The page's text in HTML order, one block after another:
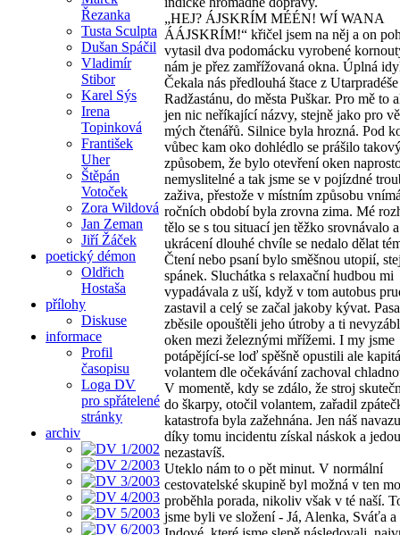
Řezanka
Tusta Sculpta
Dušan Spáčil
Vladimír
Stibor
Karel Sýs
Irena
Topinková
František
Uher
Štěpán
Votoček
Zora Wildová
Jan Zeman
Jiří Žáček
poetický démon
Oldřich
Hostaša
přílohy
Diskuse
informace
Profil
časopisu
Loga DV
pro spřátelené
stránky
archiv
„HEJ? ÁJSKRÍM MÉÉN! WÍ WANA
ÁÁJSKRÍM!“ křičel jsem na něj a on
vytasil dva podomácku vyrobené
nám je přez zamřížovaná okna. Úplná
Čekala nás předlouhá štace z
Radžastánu, do města Puškar. Pro mě to
jen nic neříkající názvy, stejně jako pro
mých čtenářů. Silnice byla hrozná. Pod
vůbec kam oko dohlédlo se prášilo
způsobem, že bylo otevření oken
nemyslitelné a tak jsme se v pojízdné
zaživa, přestože v místním způsobu
ročních období byla zrovna zima. Mé
tělo se s tou situací jen těžko srovnávalo
ukrácení dlouhé chvíle se nedalo dělat
Čtení nebo psaní bylo směšnou utopií,
spánek. Sluchátka s relaxační hudbou mi
vypadávala z uší, když v tom autobus
zastavil a celý se začal jakoby kývat.
zběsile opouštěli jeho útroby a ti
oken mezi železnými mřížemi. I my jsme
potápějící-se loď spěšně opustili ale
volantem dle očekávání zachoval
V momentě, kdy se zdálo, že stroj
do škarpy, otočil volantem, zařadil
katastrofa byla zažehnána. Jen náš
díky tomu incidentu získal náskok a
nezastavíš.
Uteklo nám to o pět minut. V normální
cestovatelské skupině byl možná v ten
proběhla porada, nikoliv však v té naší.
jsme byli ve složení - Já, Alenka, Sváťa a